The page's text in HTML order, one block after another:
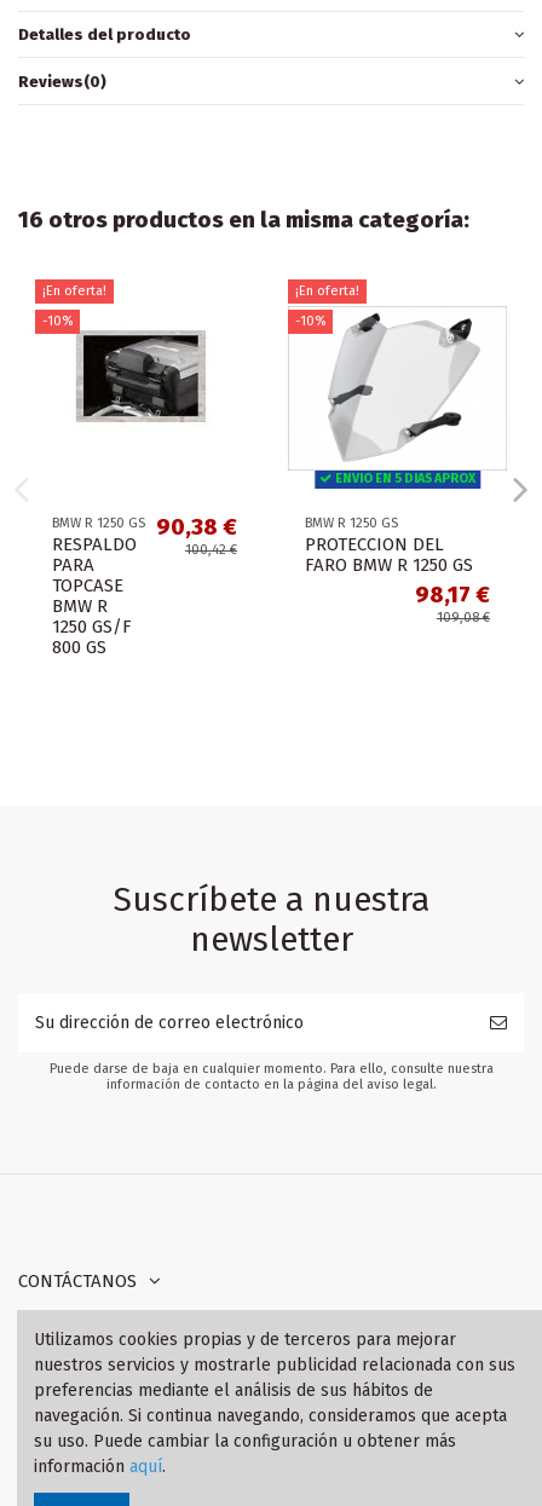
Detalles del producto
Reviews(0)
16 otros productos en la misma categoría:
¡En oferta!
-10%
BMW R 1250 GS
RESPALDO
PARA
TOPCASE
BMW R
1250 GS/F
800 GS
90,38 €
100,42 €
¡En oferta!
-10%
ENVIO EN 5 DIAS APROX
BMW R 1250 GS
PROTECCION DEL
FARO BMW R 1250 GS
98,17 €
109,08 €
Suscríbete a nuestra
newsletter
Puede darse de baja en cualquier momento. Para ello, consulte nuestra
información de contacto en la página del aviso legal.
CONTÁCTANOS
INFORMACIÓN
SÍGANOS
Utilizamos cookies propias y de terceros para mejorar
nuestros servicios y mostrarle publicidad relacionada con sus
preferencias mediante el análisis de sus hábitos de
navegación. Si continua navegando, consideramos que acepta
su uso. Puede cambiar la configuración u obtener más
información aquí.